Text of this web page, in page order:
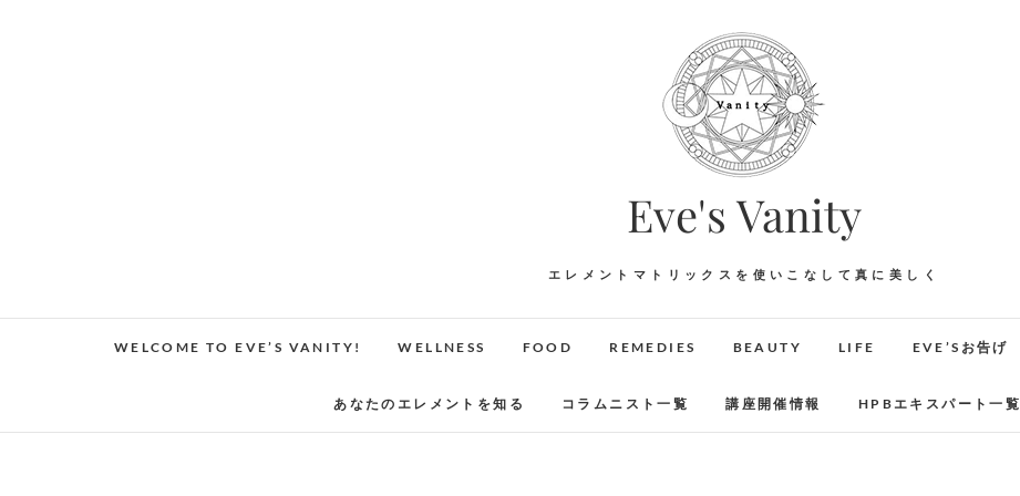
Eve's Vanity
エレメントマトリックスを使いこなして真に美しく
WELCOME TO EVE’S VANITY! WELLNESS FOOD REMEDIES BEAUTY LIFE EVE’Sお告げ
あなたのエレメントを知る コラムニスト一覧 講座開催情報 HPBエキスパート一覧